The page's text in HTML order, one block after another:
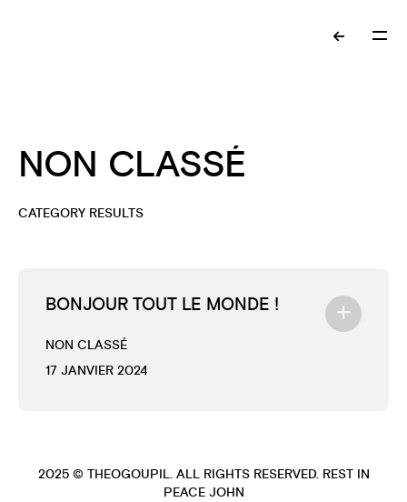
NON CLASSÉ
CATEGORY RESULTS
BONJOUR TOUT LE MONDE !
NON CLASSÉ
17 JANVIER 2024
2025 © THEOGOUPIL. ALL RIGHTS RESERVED. REST IN
PEACE JOHN